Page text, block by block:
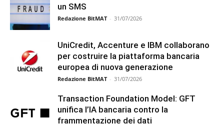
un SMS
Redazione BitMAT - 31/07/2026
UniCredit, Accenture e IBM collaborano
per costruire la piattaforma bancaria
europea di nuova generazione
Redazione BitMAT - 31/07/2026
Transaction Foundation Model: GFT
unifica l’IA bancaria contro la
frammentazione dei dati